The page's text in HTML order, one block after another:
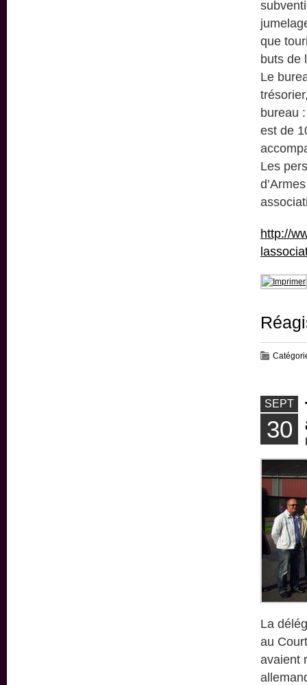
que
buts de
Le
bureau
est de
Les
http://
SEPT
30
La
au
avaient